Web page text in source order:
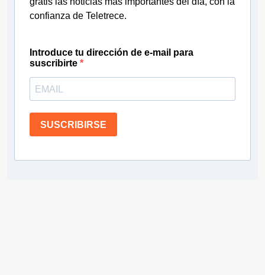
confianza de Teletrece.
Introduce tu dirección de e-mail para
suscribirte
SUSCRIBIRSE